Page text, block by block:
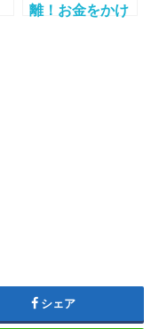
離！お金をかけ
シェア